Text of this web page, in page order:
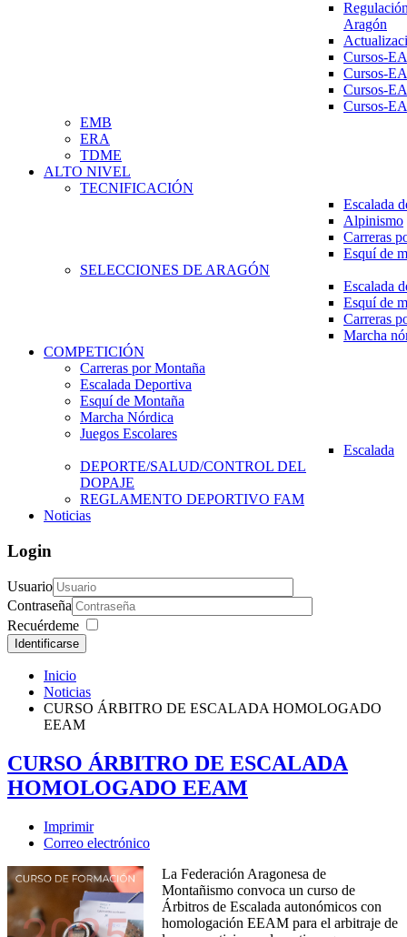
Aragón
Cursos-
Cursos-
Cursos-
Cursos-
EMB
ERA
TDME
ALTO NIVEL
TECNIFICACIÓN
Escalada
Alpinismo
Carreras
Esquí de
SELECCIONES DE ARAGÓN
Escalada
Esquí de
Carreras
Marcha
COMPETICIÓN
Carreras por Montaña
Escalada Deportiva
Esquí de Montaña
Marcha Nórdica
Juegos Escolares
Escalada
DEPORTE/SALUD/CONTROL DEL
DOPAJE
REGLAMENTO DEPORTIVO FAM
Noticias
Login
Usuario
Contraseña
Recuérdeme
Identificarse
Inicio
Noticias
CURSO ÁRBITRO DE ESCALADA HOMOLOGADO
EEAM
CURSO ÁRBITRO DE ESCALADA
HOMOLOGADO EEAM
Imprimir
Correo electrónico
La Federación Aragonesa de
Montañismo convoca un curso de
Árbitros de Escalada autonómicos con
homologación EEAM para el arbitraje de